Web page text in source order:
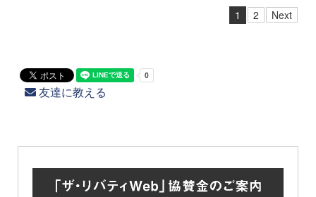
1 2 Next
友達に教える